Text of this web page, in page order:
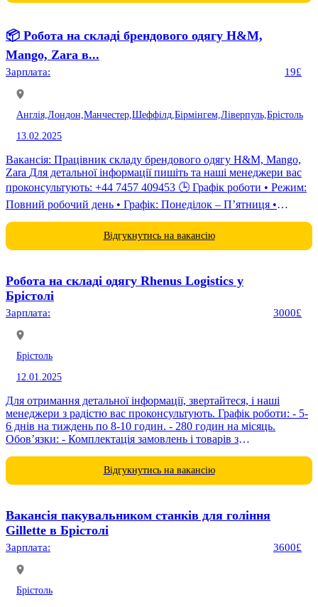
📦 Робота на складі брендового одягу H&M,
Mango, Zara в...
Зарплата: 19£
Англія, Лондон, Манчестер, Шеффілд, Бірмінгем, Ліверпуль, Брістоль
13.02.2025
Вакансія: Працівник складу брендового одягу H&M, Mango,
Zara Для детальної інформації пишіть та наші менеджери вас
проконсультують: +44 7457 409453 🕒 Графік роботи • Режим:
Повний робочий день • Графік: Понеділок – П’ятниця •
Відгукнутись на вакансію
Робота на складі одягу Rhenus Logistics у
Брістолі
Зарплата: 3000£
Брістоль
12.01.2025
Для отримання детальної інформації, звертайтеся, і наші
менеджери з радістю вас проконсультують. Графік роботи: - 5-
6 днів на тиждень по 8-10 годин. - 280 годин на місяць.
Обов’язки: - Комплектація замовлень і товарів з
Відгукнутись на вакансію
Вакансія пакувальником станків для гоління
Gillette в Брістолі
Зарплата: 3600£
Брістоль